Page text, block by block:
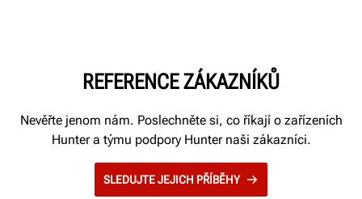
REFERENCE ZÁKAZNÍKŮ
Nevěřte jenom nám. Poslechněte si, co říkají o zařízeních
Hunter a týmu podpory Hunter naši zákazníci.
SLEDUJTE JEJICH PŘÍBĚHY